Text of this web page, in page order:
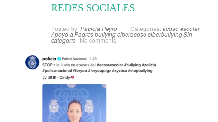
REDES SOCIALES
Posted by: Patricia Peyró Categories: acoso escolar
Apoyo a PadresbullyingciberacosociberbullyingSin
categoría No comments